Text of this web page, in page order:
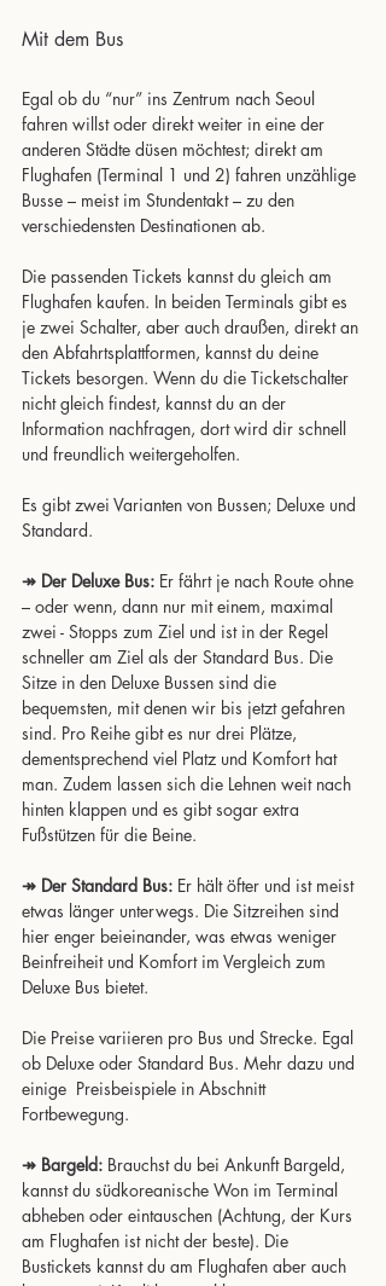
Mit dem Bus
Egal ob du “nur” ins Zentrum nach Seoul
fahren willst oder direkt weiter in eine der
anderen Städte düsen möchtest; direkt am
Flughafen (Terminal 1 und 2) fahren unzählige
Busse – meist im Stundentakt – zu den
verschiedensten Destinationen ab.
Die passenden Tickets kannst du gleich am
Flughafen kaufen. In beiden Terminals gibt es
je zwei Schalter, aber auch draußen, direkt an
den Abfahrtsplattformen, kannst du deine
Tickets besorgen. Wenn du die Ticketschalter
nicht gleich findest, kannst du an der
Information nachfragen, dort wird dir schnell
und freundlich weitergeholfen.
Es gibt zwei Varianten von Bussen; Deluxe und
Standard.
↠ Der Deluxe Bus: Er fährt je nach Route ohne
– oder wenn, dann nur mit einem, maximal
zwei - Stopps zum Ziel und ist in der Regel
schneller am Ziel als der Standard Bus. Die
Sitze in den Deluxe Bussen sind die
bequemsten, mit denen wir bis jetzt gefahren
sind. Pro Reihe gibt es nur drei Plätze,
dementsprechend viel Platz und Komfort hat
man. Zudem lassen sich die Lehnen weit nach
hinten klappen und es gibt sogar extra
Fußstützen für die Beine.
↠ Der Standard Bus: Er hält öfter und ist meist
etwas länger unterwegs. Die Sitzreihen sind
hier enger beieinander, was etwas weniger
Beinfreiheit und Komfort im Vergleich zum
Deluxe Bus bietet.
Die Preise variieren pro Bus und Strecke. Egal
ob Deluxe oder Standard Bus. Mehr dazu und
einige  Preisbeispiele in Abschnitt
Fortbewegung.
↠ Bargeld: Brauchst du bei Ankunft Bargeld,
kannst du südkoreanische Won im Terminal
abheben oder eintauschen (Achtung, der Kurs
am Flughafen ist nicht der beste). Die
Bustickets kannst du am Flughafen aber auch